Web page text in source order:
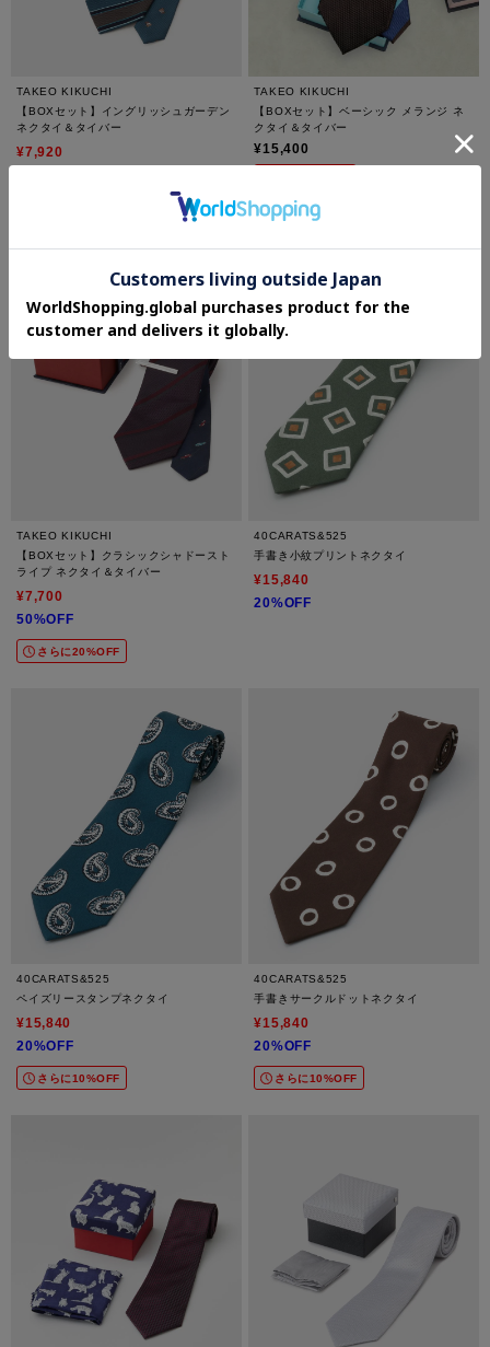
TAKEO KIKUCHI
【BOXセット】イングリッシュガーデン
ネクタイ＆タイバー
¥7,920
TAKEO KIKUCHI
【BOXセット】ベーシック メランジ ネ
クタイ＆タイバー
¥15,400
TAKEO KIKUCHI
【BOXセット】クラシックシャドースト
ライプ ネクタイ＆タイバー
¥7,700
50%OFF
さらに20%OFF
40CARATS&525
手書き小紋プリントネクタイ
¥15,840
20%OFF
40CARATS&525
ペイズリースタンプネクタイ
¥15,840
20%OFF
さらに10%OFF
40CARATS&525
手書きサークルドットネクタイ
¥15,840
20%OFF
さらに10%OFF